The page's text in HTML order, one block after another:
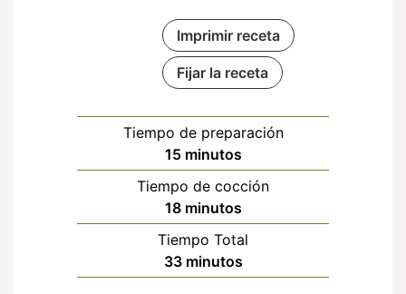
Imprimir receta
Fijar la receta
Tiempo de preparación
15minutos
minutos
Tiempo de cocción
18minutos
minutos
Tiempo Total
33minutos
minutos